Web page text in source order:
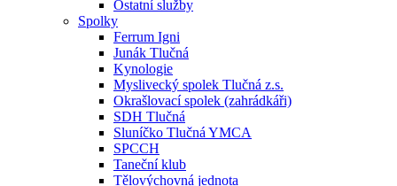
Ostatní služby
Spolky
Ferrum Igni
Junák Tlučná
Kynologie
Myslivecký spolek Tlučná z.s.
Okrašlovací spolek (zahrádkáři)
SDH Tlučná
Sluníčko Tlučná YMCA
SPCCH
Taneční klub
Tělovýchovná jednota